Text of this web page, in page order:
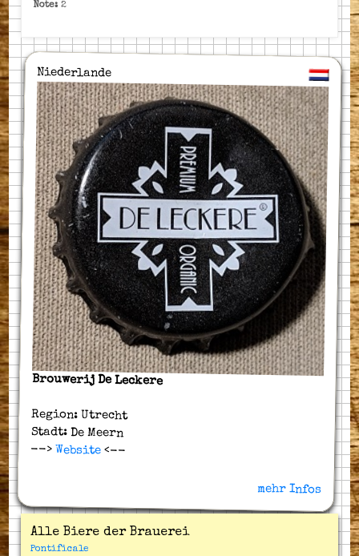
Note: 2
Niederlande
Brouwerij De Leckere
Region: Utrecht
Stadt: De Meern
--> Website <--
mehr Infos
Alle Biere der Brauerei
Pontificale